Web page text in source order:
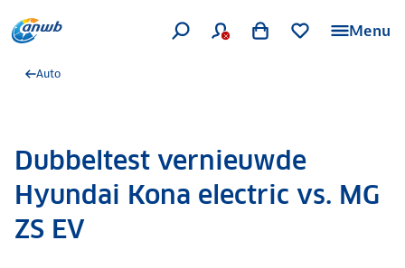
Menu
Auto
Dubbeltest vernieuwde
Hyundai Kona electric vs. MG
ZS EV